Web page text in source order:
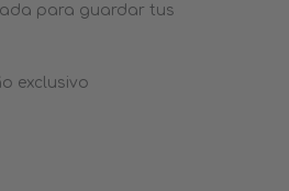
para guardar tus
exclusivo